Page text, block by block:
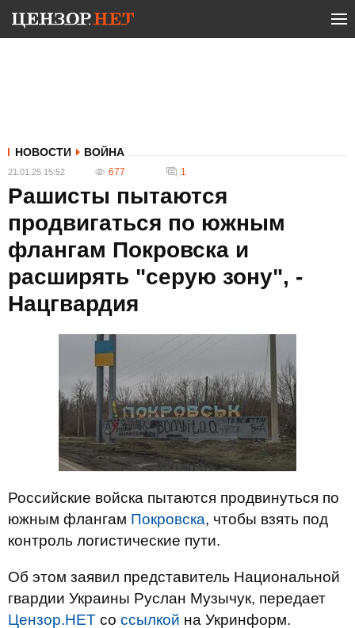
НОВОСТИ ВОЙНА
21.01.25 15:52 677 1
Рашисты пытаются
продвигаться по южным
флангам Покровска и
расширять "серую зону", -
Нацгвардия
Российские войска пытаются продвинуться по
южным флангам Покровска, чтобы взять под
контроль логистические пути.
Об этом заявил представитель Национальной
гвардии Украины Руслан Музычук, передает
Цензор.НЕТ со ссылкой на Укринформ.